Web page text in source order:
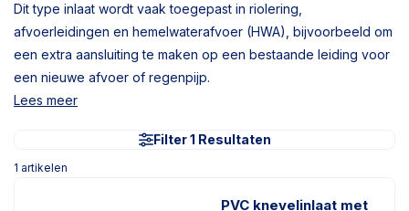
Dit type inlaat wordt vaak toegepast in riolering,
afvoerleidingen en hemelwaterafvoer (HWA), bijvoorbeeld om
een extra aansluiting te maken op een bestaande leiding voor
een nieuwe afvoer of regenpijp.
Lees meer
Filter 1 Resultaten
1 artikelen
PVC knevelinlaat met